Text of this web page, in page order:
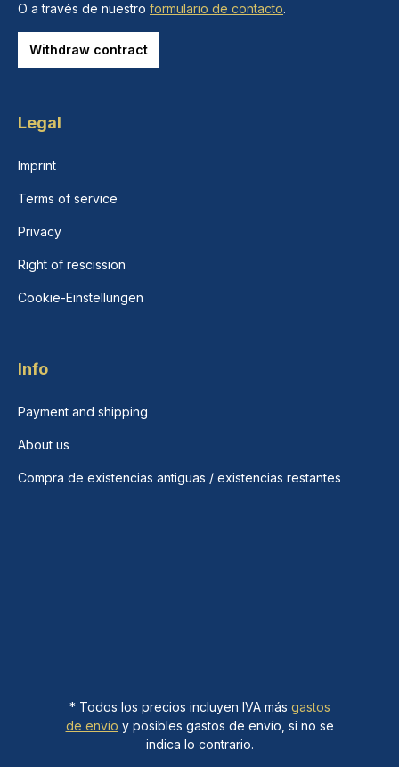
O a través de nuestro formulario de contacto.
Withdraw contract
Legal
Imprint
Terms of service
Privacy
Right of rescission
Cookie-Einstellungen
Info
Payment and shipping
About us
Compra de existencias antiguas / existencias restantes
* Todos los precios incluyen IVA más gastos
de envío y posibles gastos de envío, si no se
indica lo contrario.